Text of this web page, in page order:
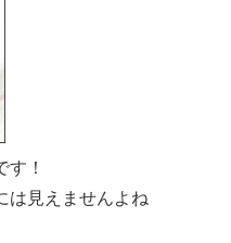
！
は見えませんよね